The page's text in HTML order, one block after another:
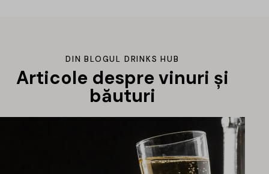
DIN BLOGUL DRINKS HUB
Articole despre vinuri și
băuturi